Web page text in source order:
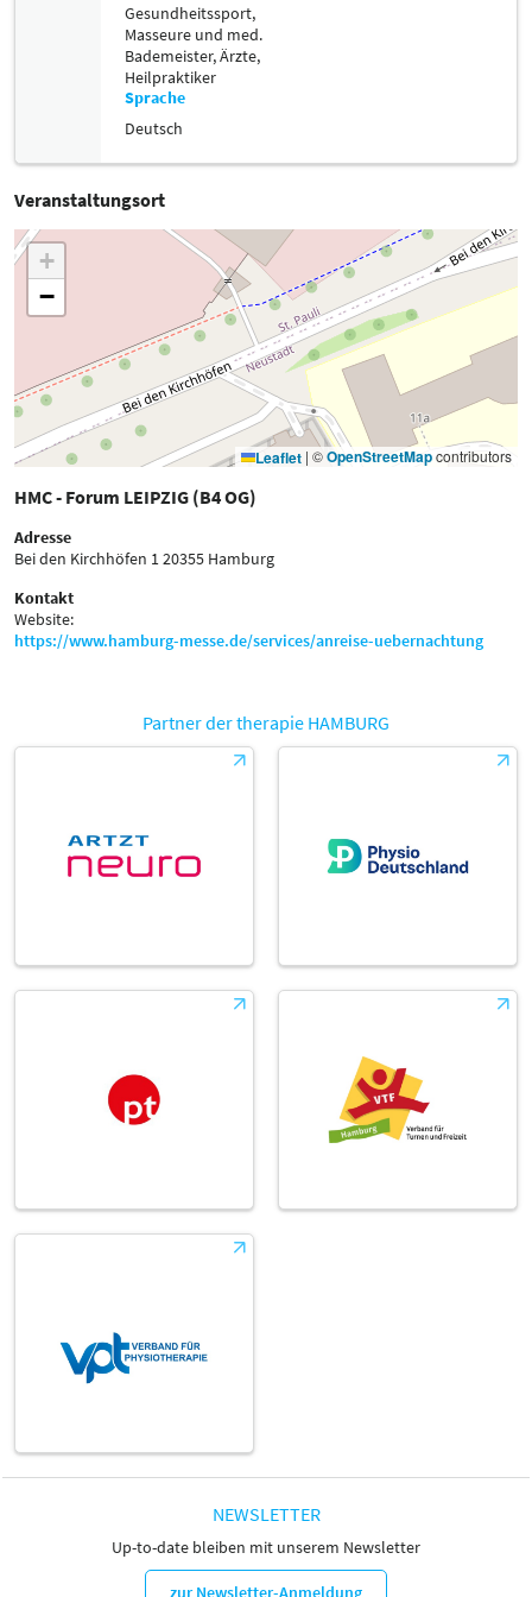
Gesundheitssport,
Masseure und med.
Bademeister,Ärzte,
Heilpraktiker
Sprache
Deutsch
Veranstaltungsort
+
−
Leaflet | ©OpenStreetMapcontributors
HMC - Forum LEIPZIG (B4 OG)
Adresse
Bei den Kirchhöfen 120355 Hamburg
Kontakt
Website:
https://www.hamburg-messe.de/services/anreise-uebernachtung
Partner der therapie HAMBURG
NEWSLETTER
Up-to-date bleiben mit unserem Newsletter
zur Newsletter-Anmeldung